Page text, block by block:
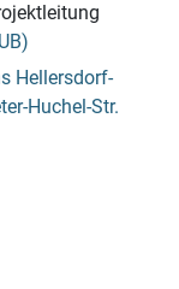
Hellersdorf-
Huchel-Str.